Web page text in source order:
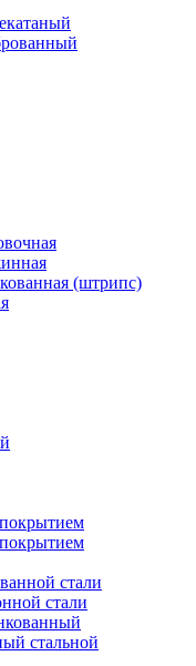
(штрипс)
стали
стали
стальной